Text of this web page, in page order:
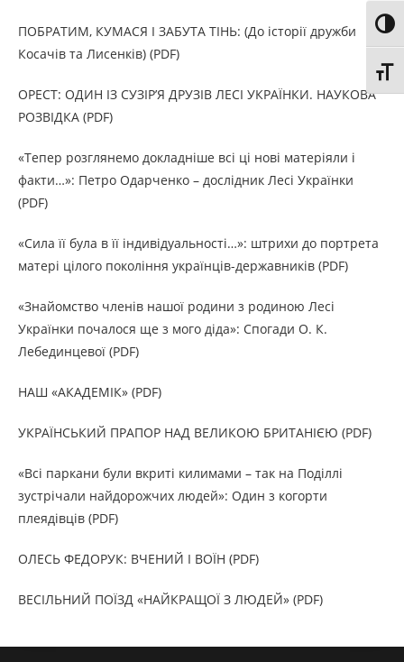
ПОБРАТИМ, КУМАСЯ І ЗАБУТА ТІНЬ: (До історії дружби
Косачів та Лисенків) (PDF)
ОРЕСТ: ОДИН ІЗ СУЗІР’Я ДРУЗІВ ЛЕСІ УКРАЇНКИ. НАУКОВА
РОЗВІДКА (PDF)
«Тепер розглянемо докладніше всі ці нові матеріяли і
факти…»: Петро Одарченко – дослідник Лесі Українки
(PDF)
«Сила її була в її індивідуальності…»: штрихи до портрета
матері цілого покоління українців-державників (PDF)
«Знайомство членів нашої родини з родиною Лесі
Українки почалося ще з мого діда»: Спогади О. К.
Лебединцевої (PDF)
НАШ «АКАДЕМІК» (PDF)
УКРАЇНСЬКИЙ ПРАПОР НАД ВЕЛИКОЮ БРИТАНІЄЮ (PDF)
«Всі паркани були вкриті килимами – так на Поділлі
зустрічали найдорожчих людей»: Один з когорти
плеядівців (PDF)
ОЛЕСЬ ФЕДОРУК: ВЧЕНИЙ І ВОЇН (PDF)
ВЕСІЛЬНИЙ ПОЇЗД «НАЙКРАЩОЇ З ЛЮДЕЙ» (PDF)